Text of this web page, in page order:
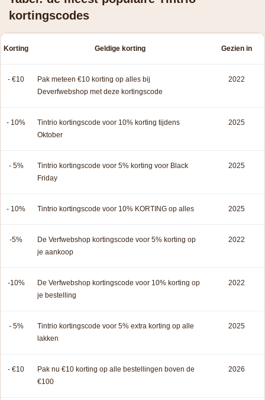
kortingscodes
Korting Geldige korting Gezien in
- €10
Pak meteen €10 korting op alles bij
Deverfwebshop met deze kortingscode
2022
- 10%
Tintrio kortingscode voor 10% korting tijdens
Oktober
2025
- 5%
Tintrio kortingscode voor 5% korting voor Black
Friday
2025
- 10% Tintrio kortingscode voor 10% KORTING op alles 2025
-5%
De Verfwebshop kortingscode voor 5% korting op
je aankoop
2022
-10%
De Verfwebshop kortingscode voor 10% korting op
je bestelling
2022
- 5%
Tintrio kortingscode voor 5% extra korting op alle
lakken
2025
- €10
Pak nu €10 korting op alle bestellingen boven de
€100
2026